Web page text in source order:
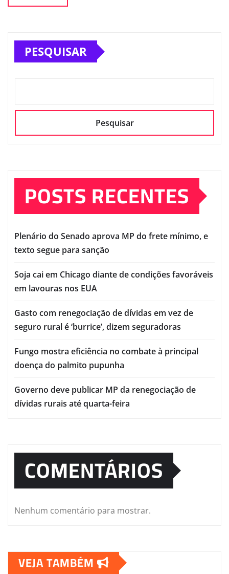
PESQUISAR
Pesquisar
POSTS RECENTES
Plenário do Senado aprova MP do frete mínimo, e
texto segue para sanção
Soja cai em Chicago diante de condições favoráveis
em lavouras nos EUA
Gasto com renegociação de dívidas em vez de
seguro rural é ‘burrice’, dizem seguradoras
Fungo mostra eficiência no combate à principal
doença do palmito pupunha
Governo deve publicar MP da renegociação de
dívidas rurais até quarta-feira
COMENTÁRIOS
Nenhum comentário para mostrar.
VEJA TAMBÉM